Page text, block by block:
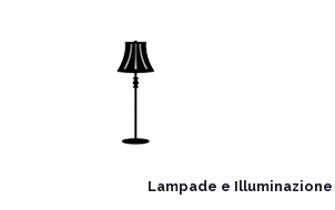
Lampade e Illuminazione